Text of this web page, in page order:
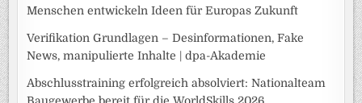
Menschen entwickeln Ideen für Europas Zukunft
Verifikation Grundlagen – Desinformationen, Fake
News, manipulierte Inhalte | dpa-Akademie
Abschlusstraining erfolgreich absolviert: Nationalteam
Baugewerbe bereit für die WorldSkills 2026